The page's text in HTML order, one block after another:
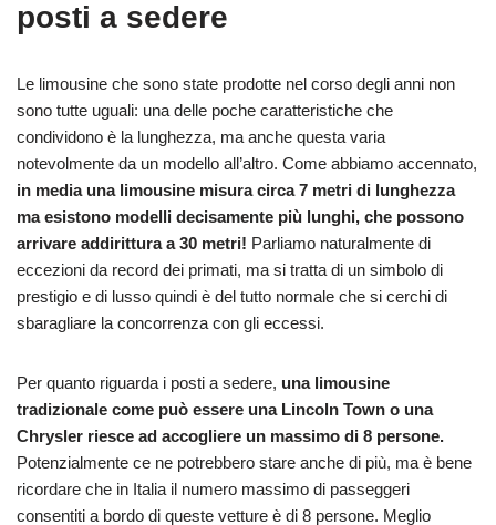
posti a sedere
Le limousine che sono state prodotte nel corso degli anni non
sono tutte uguali: una delle poche caratteristiche che
condividono è la lunghezza, ma anche questa varia
notevolmente da un modello all’altro. Come abbiamo accennato,
in media una limousine misura circa 7 metri di lunghezza
ma esistono modelli decisamente più lunghi, che possono
arrivare addirittura a 30 metri! Parliamo naturalmente di
eccezioni da record dei primati, ma si tratta di un simbolo di
prestigio e di lusso quindi è del tutto normale che si cerchi di
sbaragliare la concorrenza con gli eccessi.
Per quanto riguarda i posti a sedere, una limousine
tradizionale come può essere una Lincoln Town o una
Chrysler riesce ad accogliere un massimo di 8 persone.
Potenzialmente ce ne potrebbero stare anche di più, ma è bene
ricordare che in Italia il numero massimo di passeggeri
consentiti a bordo di queste vetture è di 8 persone. Meglio